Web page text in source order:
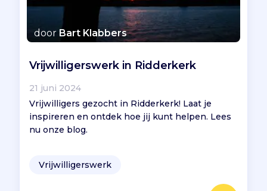
door Bart Klabbers
Vrijwilligerswerk in Ridderkerk
21 juni 2024
Vrijwilligers gezocht in Ridderkerk! Laat je
inspireren en ontdek hoe jij kunt helpen. Lees
nu onze blog.
Vrijwilligerswerk